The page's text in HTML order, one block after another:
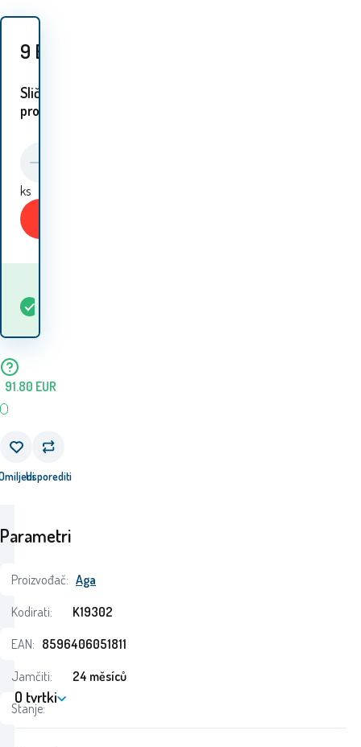
9 EUR
Slični
proizvodi:
ks
91.80 EUR
Usporediti
Parametri
Proizvođač: Aga
Kodirati:
K19302
EAN: 8596406051811
Jamčiti:
24 měsíců
Stanje:
O tvrtki